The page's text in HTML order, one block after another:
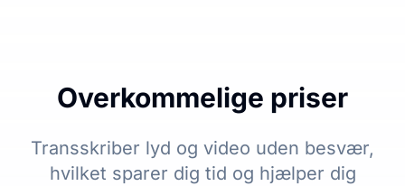
Overkommelige priser
Transskriber lyd og video uden besvær,
hvilket sparer dig tid og hjælper dig